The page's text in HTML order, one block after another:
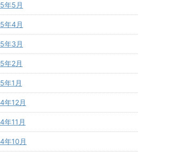
年5月
年4月
年3月
年2月
年1月
年12月
年11月
年10月